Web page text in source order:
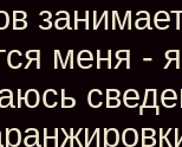
меня -